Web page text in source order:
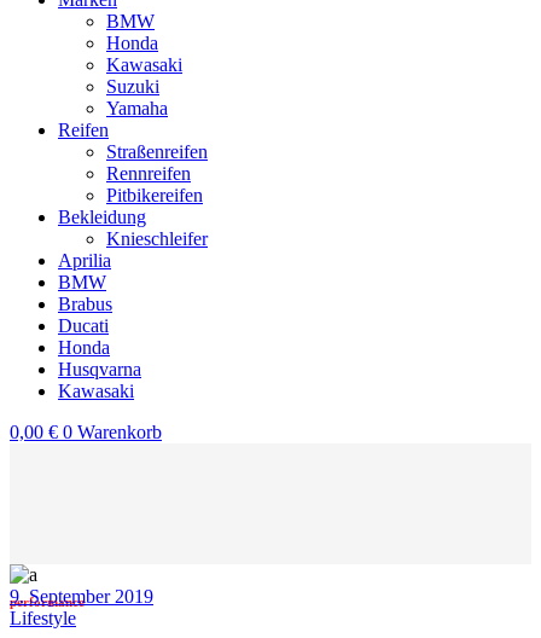
BMW
Honda
Kawasaki
Suzuki
Yamaha
Reifen
Straßenreifen
Rennreifen
Pitbikereifen
Bekleidung
Knieschleifer
Aprilia
BMW
Brabus
Ducati
Honda
Husqvarna
Kawasaki
0,00 € 0 Warenkorb
performance
9. September 2019
Lifestyle